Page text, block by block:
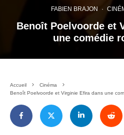
FABIEN BRAJON ·
Benoît Poelvoorde et
une comédie
Accueil
Cinéma
Benoît Poelvoorde et Virginie Efira dans une